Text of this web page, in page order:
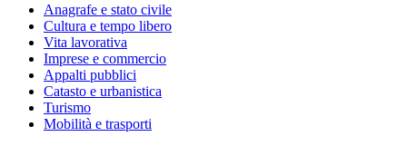
Anagrafe e stato civile
Cultura e tempo libero
Vita lavorativa
Imprese e commercio
Appalti pubblici
Catasto e urbanistica
Turismo
Mobilità e trasporti